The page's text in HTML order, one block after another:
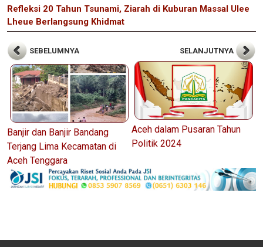
Refleksi 20 Tahun Tsunami, Ziarah di Kuburan Massal Ulee
Lheue Berlangsung Khidmat
SEBELUMNYA
Banjir dan Banjir Bandang
Terjang Lima Kecamatan di
Aceh Tenggara
SELANJUTNYA
Aceh dalam Pusaran Tahun
Politik 2024